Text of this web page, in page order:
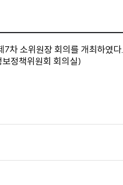
차 소위원장 회의를 개최하였다.
정책위원회 회의실)